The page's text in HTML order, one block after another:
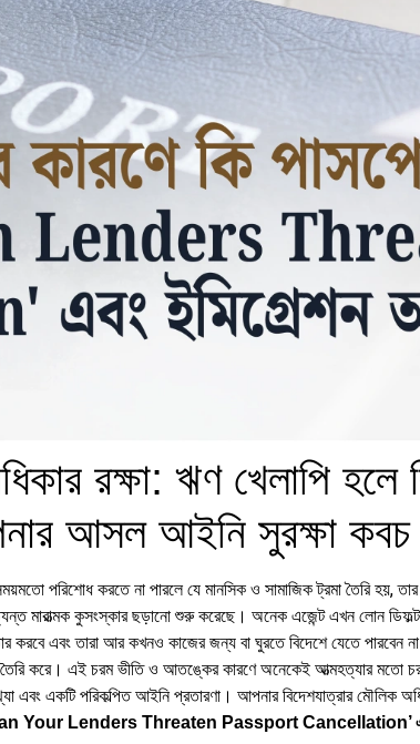
রক্ষা: ঋণ খেলাপি হলে
আসল আইনি সুরক্ষা কবচ
সময়মতো পরিশোধ করতে না পারলে যে মানসিক ও সামাজিক ট্রমা তৈরি
মারাত্মক কুসংস্কার ছড়ানো শুরু করেছে। অনেক এজেন্ট এখন লোন ডিফল্ট
করবে এবং তারা আর কখনও কাজের জন্য বা ঘুরতে বিদেশে যেতে পারবেন
করে। এই চরম ভীতি ও আতঙ্কের কারণে অনেকেই আত্মহত্যার মতো
এবং একটি পরিকল্পিত আইনি প্রতারণা। আপনার বিদেশযাত্রার মৌলিক
‘Can Your Lenders Threaten Passport Cancellation’